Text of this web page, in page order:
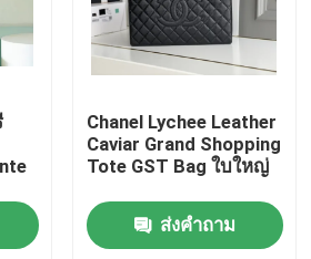
Chanel Lychee Leather
Caviar Grand Shopping
Tote GST Bag ใบใหญ่
ส่งคำถาม